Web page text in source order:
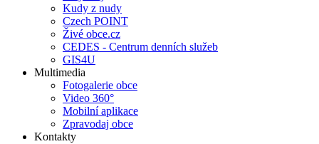
Kudy z nudy
Czech POINT
Živé obce.cz
CEDES - Centrum denních služeb
GIS4U
Multimedia
Fotogalerie obce
Video 360°
Mobilní aplikace
Zpravodaj obce
Kontakty